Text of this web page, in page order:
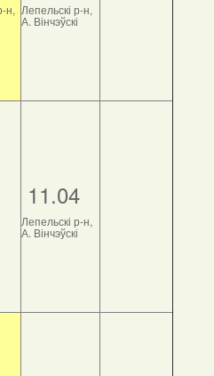
н, Лепельскі р-н,
А. Вінчэўскі
11.04
Лепельскі р-н,
А. Вінчэўскі